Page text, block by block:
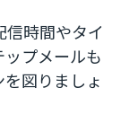
時間やタイ
プメールも
図りましょ